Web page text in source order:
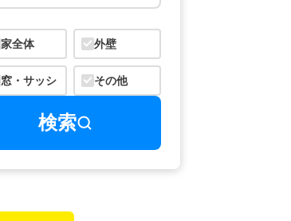
家全体 外壁
窓・サッシ その他
検索